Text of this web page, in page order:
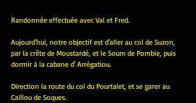
Randonnée effectuée avec Val et Fred.
Aujourd'hui, notre objectif est d'aller au col de Suzon,
par la crête de Moustardé, et le Soum de Pombie, puis
dormir à la cabane d' Arrégatiou.
Direction la route du col du Pourtalet, et se garer au
Caillou de Soques.